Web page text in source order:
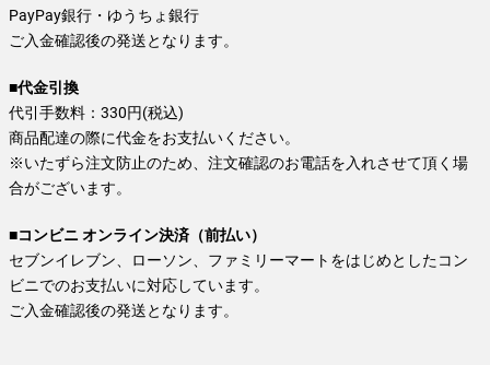
PayPay銀行・ゆうちょ銀行
ご入金確認後の発送となります。
■代金引換
代引手数料：330円(税込)
商品配達の際に代金をお支払いください。
※いたずら注文防止のため、注文確認のお電話を入れさせて頂く場
合がございます。
■コンビニ オンライン決済（前払い）
セブンイレブン、ローソン、ファミリーマートをはじめとしたコン
ビニでのお支払いに対応しています。
ご入金確認後の発送となります。